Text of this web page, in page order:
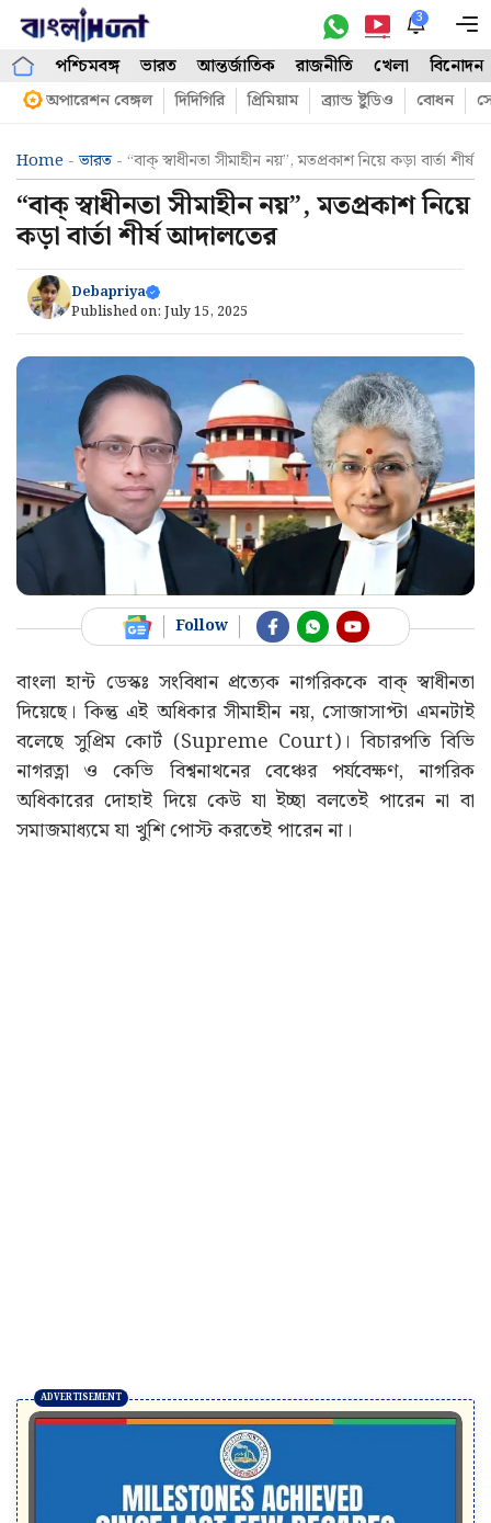
Skip
content
3
পশ্চিমবঙ্গ ভারত আন্তর্জাতিক রাজনীতি খেলা বিনোদন
অপারেশন বেঙ্গল দিদিগিরি প্রিমিয়াম ব্র্যান্ড ষ্টুডিও বোধন
Home -ভারত - “বাক্ স্বাধীনতা সীমাহীন নয়”, মতপ্রকাশ নিয়ে কড়া বার্তা
“বাক্ স্বাধীনতা সীমাহীন নয়”, মতপ্রকাশ নিয়ে
কড়া বার্তা শীর্ষ আদালতের
Debapriya
Published on: July 15, 2025
Follow
বাংলা হান্ট ডেস্কঃ সংবিধান প্রত্যেক নাগরিককে বাক্ স্বাধীনতা
দিয়েছে। কিন্তু এই অধিকার সীমাহীন নয়, সোজাসাপ্টা এমনটাই
বলেছে সুপ্রিম কোর্ট (Supreme Court)। বিচারপতি বিভি
নাগরত্না ও কেভি বিশ্বনাথনের বেঞ্চের পর্যবেক্ষণ, নাগরিক
অধিকারের দোহাই দিয়ে কেউ যা ইচ্ছা বলতেই পারেন না বা
সমাজমাধ্যমে যা খুশি পোস্ট করতেই পারেন না।